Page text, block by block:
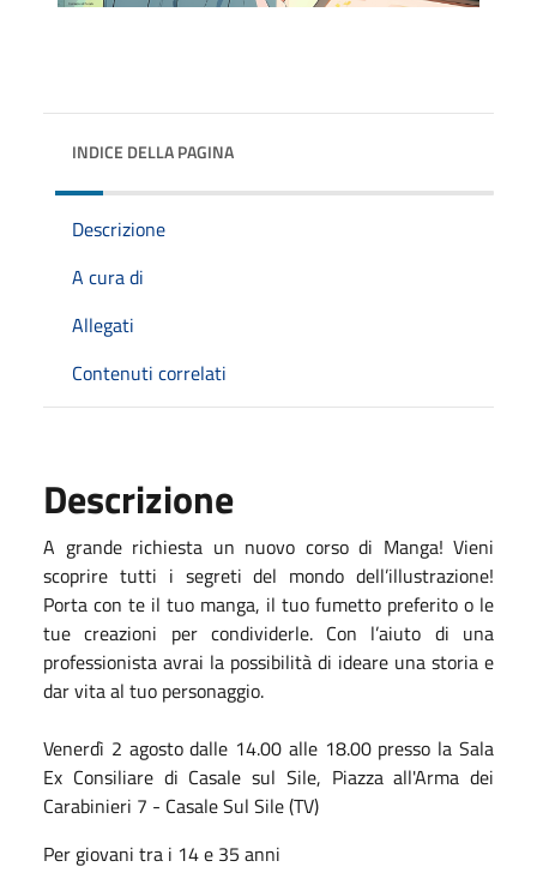
INDICE DELLA PAGINA
Descrizione
A cura di
Allegati
Contenuti correlati
Descrizione
A grande richiesta un nuovo corso di Manga! Vieni
scoprire tutti i segreti del mondo dell’illustrazione!
Porta con te il tuo manga, il tuo fumetto preferito o le
tue creazioni per condividerle. Con l’aiuto di una
professionista avrai la possibilità di ideare una storia e
dar vita al tuo personaggio.
Venerdì 2 agosto dalle 14.00 alle 18.00 presso la Sala
Ex Consiliare di Casale sul Sile, Piazza all'Arma dei
Carabinieri 7 - Casale Sul Sile (TV)
Per giovani tra i 14 e 35 anni